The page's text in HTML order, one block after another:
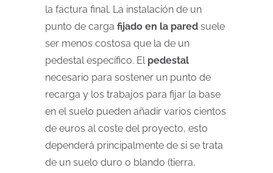
la factura final. La instalación de un
punto de carga fijado en la pared suele
ser menos costosa que la de un
pedestal específico. Elpedestal
necesario para sostener un punto de
recarga y los trabajos para fijar la base
en el suelo pueden añadir varios cientos
de euros al coste del proyecto, esto
dependerá principalmente de si se trata
de un suelo duro o blando (tierra,